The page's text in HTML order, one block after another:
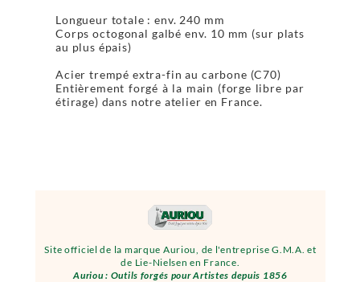
Site officiel de la marque Auriou, de l'entreprise G.M.A. et
de Lie-Nielsen en France.
Auriou : Outils forgés pour Artistes depuis 1856
Longueur totale : env. 240 mm
Corps octogonal galbé env. 10 mm (sur plats
au plus épais)
Acier trempé extra-fin au carbone (C70)
Entièrement forgé à la main (forge libre par
étirage) dans notre atelier en France.